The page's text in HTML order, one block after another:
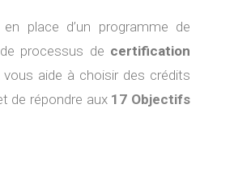
place d’un programme de
processus de certification
aide à choisir des crédits
de répondre aux 17 Objectifs